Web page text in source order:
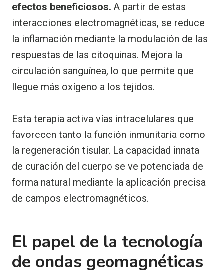
efectos beneficiosos. A partir de estas
interacciones electromagnéticas, se reduce
la inflamación mediante la modulación de las
respuestas de las citoquinas. Mejora la
circulación sanguínea, lo que permite que
llegue más oxígeno a los tejidos.
Esta terapia activa vías intracelulares que
favorecen tanto la función inmunitaria como
la regeneración tisular. La capacidad innata
de curación del cuerpo se ve potenciada de
forma natural mediante la aplicación precisa
de campos electromagnéticos.
El papel de la tecnología
de ondas geomagnéticas